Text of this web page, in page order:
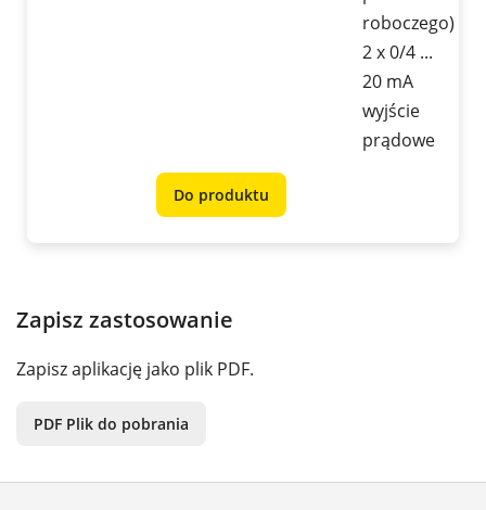
roboczego)
2 x 0/4 ...
20 mA
wyjście
prądowe
Do produktu
Zapisz zastosowanie
Zapisz aplikację jako plik PDF.
PDF Plik do pobrania